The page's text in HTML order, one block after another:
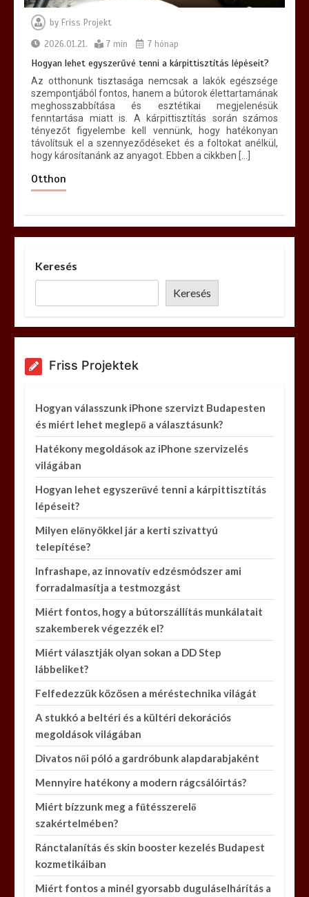
by Friss Projekt
2026.01.21.
7 min 7 hónap
Hogyan lehet egyszerűvé tenni a kárpittisztítás lépéseit?
Az otthonunk tisztasága nemcsak a lakók egészsége
szempontjából fontos, hanem a bútorok élettartamának
meghosszabbítása és esztétikai megjelenésük
fenntartása miatt is. A kárpittisztítás során számos
tényezőt figyelembe kell vennünk, hogy hatékonyan
távolítsuk el a szennyeződéseket és a foltokat anélkül,
hogy károsítanánk az anyagot. Ebben a cikkben […]
Otthon
Keresés
Keresés
Friss Projektek
Hogyan válasszunk iPhone szervizt Budapesten
és miért lehet meglepő a választásunk?
Hatékony megoldások az iPhone szervizelés
világában
Hogyan lehet egyszerűvé tenni a kárpittisztítás
lépéseit?
Milyen előnyökkel jár a kerti szivattyú
telepítése?
Infrashape, az innovatív edzésmódszer ami
forradalmasítja a testmozgást
Miért fontos, hogy a bútorszállítás munkálatait
szakemberek végezzék el?
Miért választják olyan sokan a DD Step
lábbeliket?
Felfedezzük közösen a méréstechnika világát
A stukkó a beltéri és a kültéri dekorációs
megoldások világában
Divatos női póló a gardróbunk alapdarabjaként
Mennyire hatékony a modern rágcsálóirtás?
Miért bízzunk meg a fűtésszerelő
szakértelmében?
Ránctalanítás és skin booster kezelés Budapest
kozmetikáiban
Miért fontos a minél gyorsabb duguláselhárítás a